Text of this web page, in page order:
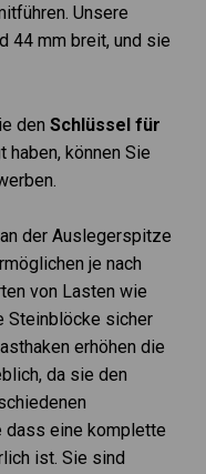
Unsere
44 mm breit, und sie
den Schlüssel für
haben, können Sie
der Auslegerspitze
je nach
von Lasten wie
Steinblöcke sicher
erhöhen die
da sie den
dass eine komplette
ist. Sie sind